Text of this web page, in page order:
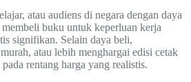
atau audiens di negara dengan daya
buku untuk keperluan kerja
signifikan. Selain daya beli,
atau lebih menghargai edisi cetak
rentang harga yang realistis.